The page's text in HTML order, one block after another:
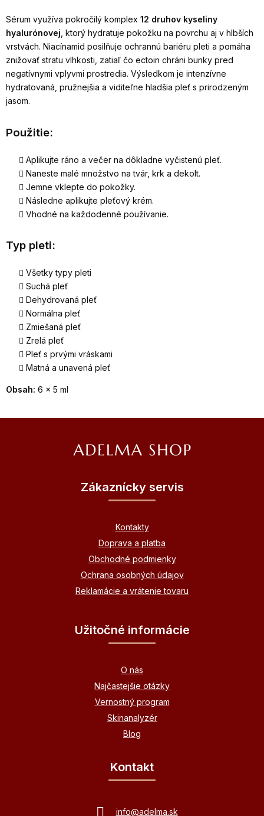
Sérum využíva pokročilý komplex 12 druhov kyseliny
hyalurónovej, ktorý hydratuje pokožku na povrchu aj v hlbších
vrstvách. Niacínamid posilňuje ochrannú bariéru pleti a pomáha
znižovať stratu vlhkosti, zatiaľ čo ectoin chráni bunky pred
negatívnymi vplyvmi prostredia. Výsledkom je intenzívne
hydratovaná, pružnejšia a viditeľne hladšia pleť s prirodzeným
jasom.
Použitie:
Aplikujte ráno a večer na dôkladne vyčistenú pleť.
Naneste malé množstvo na tvár, krk a dekolt.
Jemne vklepte do pokožky.
Následne aplikujte pleťový krém.
Vhodné na každodenné používanie.
Typ pleti:
Všetky typy pleti
Suchá pleť
Dehydrovaná pleť
Normálna pleť
Zmiešaná pleť
Zrelá pleť
Pleť s prvými vráskami
Matná a unavená pleť
Obsah: 6 × 5 ml
Zákaznícky servis
Kontakty
Doprava a platba
Obchodné podmienky
Ochrana osobných údajov
Reklamácie a vrátenie tovaru
Užitočné informácie
O nás
Najčastejšie otázky
Vernostný program
Skinanalyzér
Blog
Kontakt
info@adelma.sk